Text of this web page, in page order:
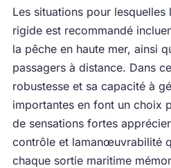
Les situations pour
rigide est recommandé
la pêche en haute mer, ainsi
passagers à distance. Dans
robustesse et sa capacité à
importantes en font un choix
de sensations fortes
contrôle et lamanœuvrabilité
chaque sortie maritime